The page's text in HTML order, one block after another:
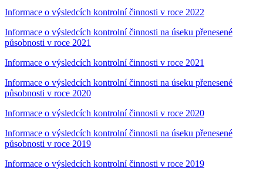
Informace o výsledcích kontrolní činnosti v roce 2022
Informace o výsledcích kontrolní činnosti na úseku přenesené
působnosti v roce 2021
Informace o výsledcích kontrolní činnosti v roce 2021
Informace o výsledcích kontrolní činnosti na úseku přenesené
působnosti v roce 2020
Informace o výsledcích kontrolní činnosti v roce 2020
Informace o výsledcích kontrolní činnosti na úseku přenesené
působnosti v roce 2019
Informace o výsledcích kontrolní činnosti v roce 2019